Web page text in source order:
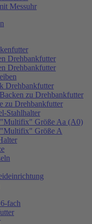
Messuhr
Drehbankfutter
Drehbankfutter
Drehbankfutter
zu Drehbankfutter
zu Drehbankfutter
Stahlhalter
"Multifix" Größe Aa (A0)
"Multifix" Größe A
fach